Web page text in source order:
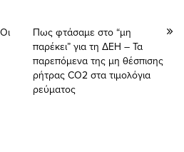
Πως φτάσαμε στο “μη
παρέκει” για τη ΔΕΗ – Τα
παρεπόμενα της μη θέσπισης
ρήτρας CO2 στα τιμολόγια
ρεύματος